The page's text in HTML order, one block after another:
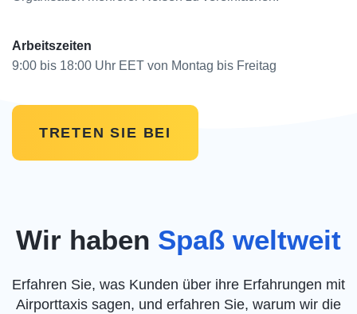
Arbeitszeiten
9:00 bis 18:00 Uhr EET von Montag bis Freitag
TRETEN SIE BEI
Wir haben Spaß weltweit
Erfahren Sie, was Kunden über ihre Erfahrungen mit
Airporttaxis sagen, und erfahren Sie, warum wir die